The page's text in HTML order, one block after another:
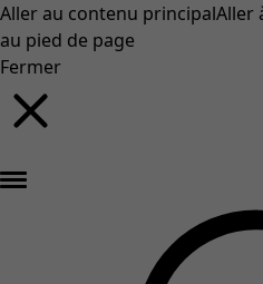
Aller au contenu principalAller
au pied de page
Fermer